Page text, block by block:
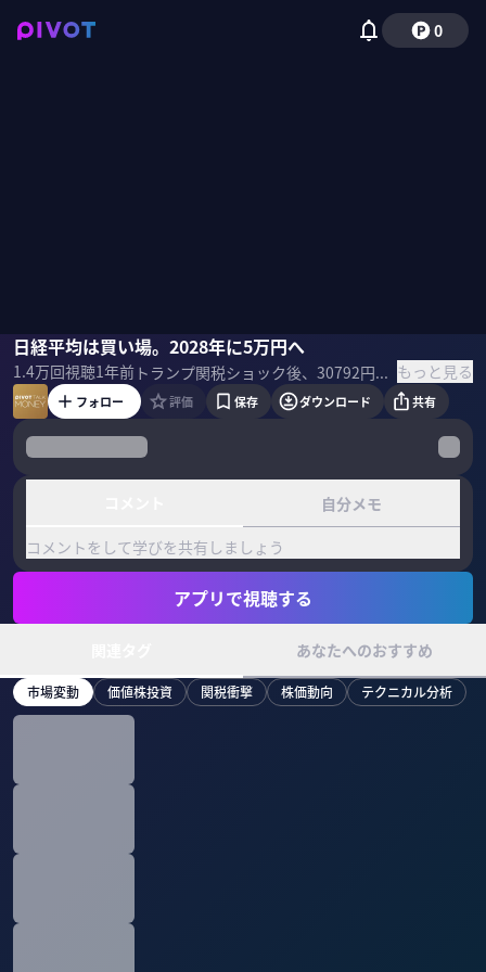
0
日経平均は買い場。2028年に5万円へ
1.4万回視聴1年前 トランプ関税ショック後、30792円に急落した後、価格を戻している日経平均株価。すでに底打ちしたのか？中期的には上昇が見込めるのか？楽天証券チーフ・ストラテジストの窪田真之氏に聞いた。 ＜ゲスト＞ 窪田真之｜楽天証券経済研究所 所長 兼 チーフ・ストラテジスト 慶應義塾大学経済学部を卒業後、住友銀行に入行。その後、住銀バンカース投資顧問、大和住銀投信投資顧問にて、日本株のファンドマネージャーとして25年間運用を担当。2014年より楽天証券経済研究所チーフ・ストラテジスト。2015年より所長を兼務。 ＜関連書籍＞ 『株トレ ファンダメンタルズ編』 もっと見る
窪田真之佐々木紀彦
フォロー 評価 保存 ダウンロード 共有
自分メモ
コメントをして学びを共有しましょう
アプリで視聴する
あなたへのおすすめ
市場変動 価値株投資 関税衝撃 株価動向 テクニカル分析